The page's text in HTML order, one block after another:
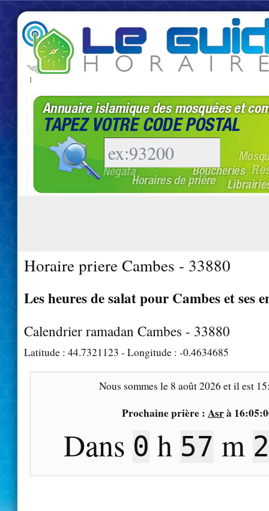
|
Horaire priere Cambes - 33880
Les heures de salat pour Cambes et ses
Calendrier ramadan Cambes - 33880
Latitude : 44.7321123 - Longitude : -0.4634685
Nous sommes le 8 août 2026 et il est
Prochaine prière : Asrà
Dans 0 h 57 m